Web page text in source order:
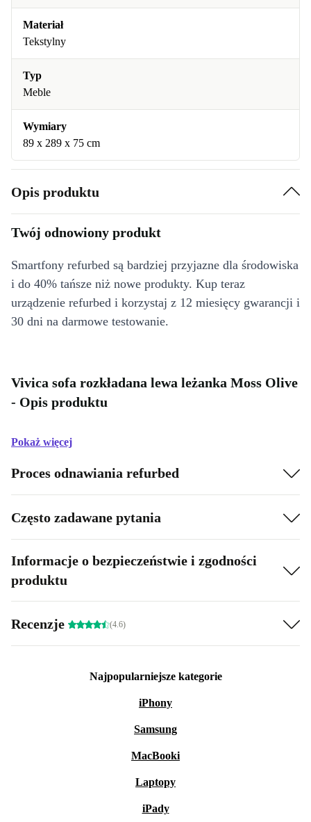
Materiał
Tekstylny
Typ
Meble
Wymiary
89 x 289 x 75 cm
Opis produktu
Twój odnowiony produkt
Smartfony refurbed są bardziej przyjazne dla środowiska
i do 40% tańsze niż nowe produkty. Kup teraz
urządzenie refurbed i korzystaj z 12 miesięcy gwarancji i
30 dni na darmowe testowanie.
Vivica sofa rozkładana lewa leżanka Moss Olive
- Opis produktu
Pokaż więcej
Proces odnawiania refurbed
Często zadawane pytania
Informacje o bezpieczeństwie i zgodności
produktu
Recenzje (4.6)
Najpopularniejsze kategorie
iPhony
Samsung
MacBooki
Laptopy
iPady